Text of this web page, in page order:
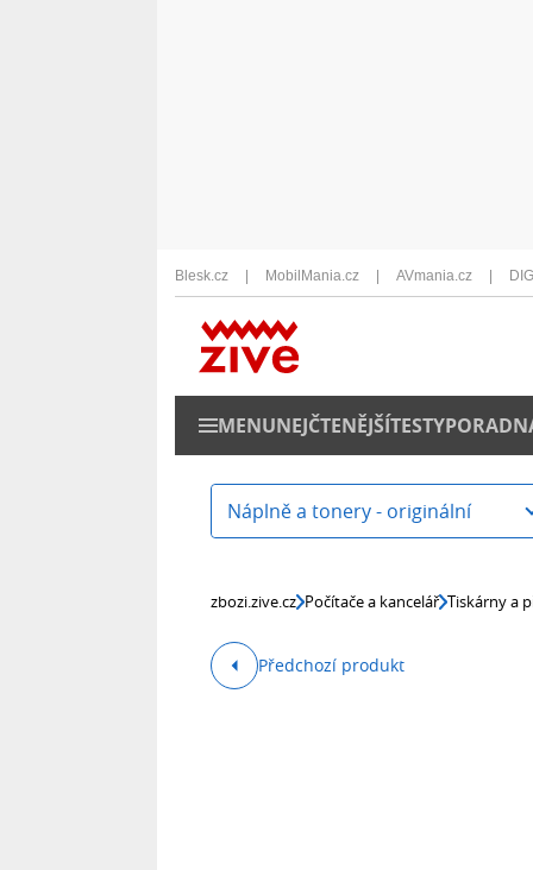
Blesk.cz MobilMania.cz AVmania.cz
MENUNEJČTENĚJŠÍTESTY
Náplně a tonery - originální
zbozi.zive.cz Počítače a kancelář Tiskárny a
Předchozí produkt